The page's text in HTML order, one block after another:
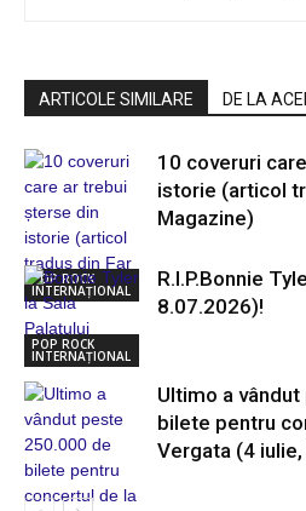
ARTICOLE SIMILARE DE LA
POP ROCK
INTERNAȚIONAL
10 coveruri
istorie (articol
Magazine)
POP ROCK
INTERNAȚIONAL
R.I.P.Bonnie
8.07.2026)!
Ultimo a
bilete pentru
Vergata (4 iulie,